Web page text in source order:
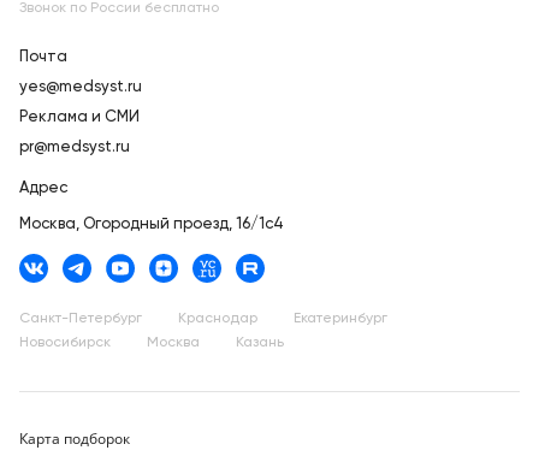
Звонок по России бесплатно
Почта
yes@medsyst.ru
Реклама и СМИ
pr@medsyst.ru
Адрес
Москва, Огородный проезд, 16/1с4
Санкт-Петербург Краснодар
Екатеринбург
Новосибирск
Москва Казань
Карта подборок